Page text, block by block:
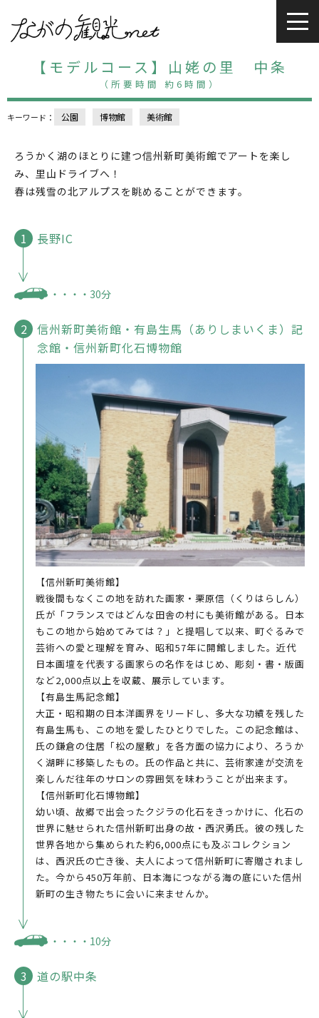
【モデルコース】山姥の里 中条
（所要時間 約6時間）
キーワード： 公園 博物館 美術館
ろうかく湖のほとりに建つ信州新町美術館でアートを楽し
み、里山ドライブへ！
春は残雪の北アルプスを眺めることができます。
長野IC
・・・・30分
信州新町美術館・有島生馬（ありしまいくま）記
念館・信州新町化石博物館
【信州新町美術館】
戦後間もなくこの地を訪れた画家・栗原信（くりはらしん）
氏が「フランスではどんな田舎の村にも美術館がある。日本
もこの地から始めてみては？」と提唱して以来、町ぐるみで
芸術への愛と理解を育み、昭和57年に開館しました。近代
日本画壇を代表する画家らの名作をはじめ、彫刻・書・版画
など2,000点以上を収蔵、展示しています。
【有島生馬記念館】
大正・昭和期の日本洋画界をリードし、多大な功績を残した
有島生馬も、この地を愛したひとりでした。この記念館は、
氏の鎌倉の住居「松の屋敷」を各方面の協力により、ろうか
く湖畔に移築したもの。氏の作品と共に、芸術家達が交流を
楽しんだ往年のサロンの雰囲気を味わうことが出来ます。
【信州新町化石博物館】
幼い頃、故郷で出会ったクジラの化石をきっかけに、化石の
世界に魅せられた信州新町出身の故・西沢勇氏。彼の残した
世界各地から集められた約6,000点にも及ぶコレクション
は、西沢氏の亡き後、夫人によって信州新町に寄贈されまし
た。今から450万年前、日本海につながる海の底にいた信州
新町の生き物たちに会いに来ませんか。
・・・・10分
道の駅中条